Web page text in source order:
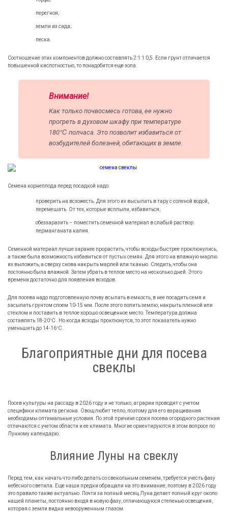
перегноя;
земли из сада;
песка.
Соотношение этих компонентов должно составлять 2:1:1:0,5. Если грунт отличается
повышенной кислотностью, то понадобится еще зола.
Внимание!
Как только почвосмесь готова, ее нужно
прогреть в духовом шкафу при температуре
180℃ полчаса. Это позволит избавиться от
возбудителей болезней, обитающих в земле.
Семена корнеплода перед посадкой надо:
проверить на всхожесть. Для этого их высыпать в тару с соленой водой,
перемешать. От тех, которые всплыли, избавиться;
обеззаразить – поместить семенной материал в слабый раствор
перманганата калия.
Семенной материал лучше заранее прорастить, чтобы всходы быстрее проклюнулись,
а также была возможность избавиться от пустых семян. Для этого на влажную марлю
их выложить, а сверху снова накрыть марлей или тканью. Следить, чтобы она
постоянно была влажной. Затем убрать в теплое место на несколько дней. Этого
времени достаточно для появления всходов.
Для посева надо подготовленную почву всыпать в емкость, в нее посадить семя и
засыпать грунтом слоем 10-15 мм. После этого полить землю, накрыть пленкой или
стеклом и поставить в теплое хорошо освещенное место. Температура должна
составлять 18-20℃. Но когда всходы проклюнутся, то этот показатель нужно
уменьшить до 14-16℃.
Благоприятные дни для посева
свеклы
Посев культуры на рассаду в2026 году и не только, аграрии проводят с учетом
специфики климата региона. Овощ любит тепло, поэтому для его взращивания
необходимы оптимальные условия. По этой причине сроки посева огородного растения
отличаются с учетом области и ее климата. Многие ориентируются в этом вопросе по
Лунному календарю.
Влияние Луны на свеклу
Перед тем, как начать что-либо делать со свекольным семенем, требуется учесть фазу
небесного светила. Еще наши предки обращали на это внимание, поэтому в2026 году
это правило также актуально. Почти за полный месяц Луна делает полный круг около
нашей планеты, постоянно входя в новую фазу, отличающуюся степенью освещения,
которая с земли видна невооруженным глазом.